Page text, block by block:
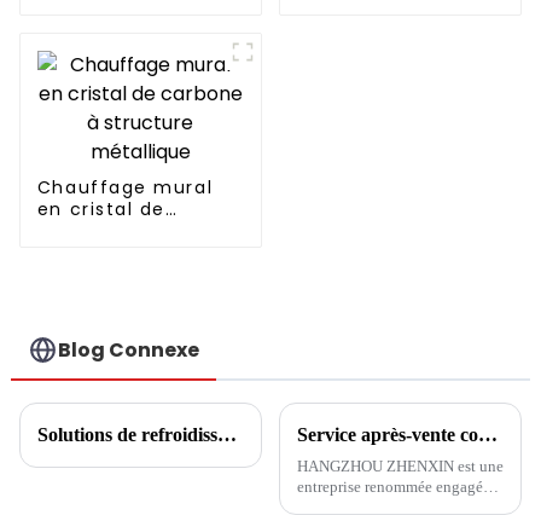
Chauffage mural
en cristal de
Blog Connexe
Solutions de refroidissement, de chauffage et d'eau chaude pour centres commerciaux Service après-vente confortable et économe en énergie, de première classe, les clients australiens font l'éloge de HANGZHOU ZHENXIN
HANGZHOU ZHENXIN est une
entreprise renommée engagée